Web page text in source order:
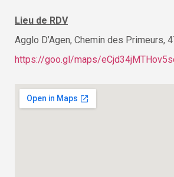
Lieu de RDV
Agglo D’Agen, Chemin des Primeurs,
https://goo.gl/maps/